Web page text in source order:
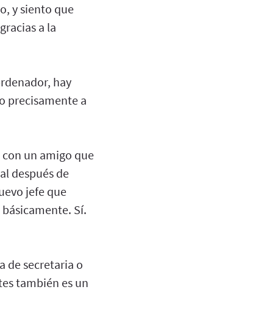
y siento que
a la
hay
precisamente a
un amigo que
después de
jefe que
Sí.
de secretaria o
también es un